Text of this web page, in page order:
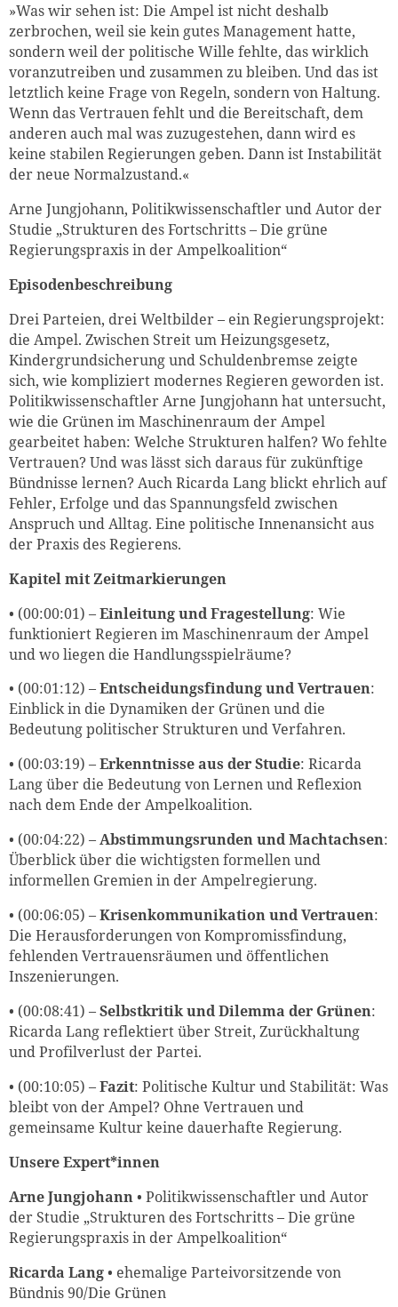
»Was wir sehen ist: Die Ampel ist nicht deshalb
zerbrochen, weil sie kein gutes Management hatte,
sondern weil der politische Wille fehlte, das wirklich
voranzutreiben und zusammen zu bleiben. Und das ist
letztlich keine Frage von Regeln, sondern von Haltung.
Wenn das Vertrauen fehlt und die Bereitschaft, dem
anderen auch mal was zuzugestehen, dann wird es
keine stabilen Regierungen geben. Dann ist Instabilität
der neue Normalzustand.«
Arne Jungjohann, Politikwissenschaftler und Autor der
Studie „Strukturen des Fortschritts – Die grüne
Regierungspraxis in der Ampelkoalition“
Episodenbeschreibung
Drei Parteien, drei Weltbilder – ein Regierungsprojekt:
die Ampel. Zwischen Streit um Heizungsgesetz,
Kindergrundsicherung und Schuldenbremse zeigte
sich, wie kompliziert modernes Regieren geworden ist.
Politikwissenschaftler Arne Jungjohann hat untersucht,
wie die Grünen im Maschinenraum der Ampel
gearbeitet haben: Welche Strukturen halfen? Wo fehlte
Vertrauen? Und was lässt sich daraus für zukünftige
Bündnisse lernen? Auch Ricarda Lang blickt ehrlich auf
Fehler, Erfolge und das Spannungsfeld zwischen
Anspruch und Alltag. Eine politische Innenansicht aus
der Praxis des Regierens.
Kapitel mit Zeitmarkierungen
• (00:00:01) –Einleitung und Fragestellung: Wie
funktioniert Regieren im Maschinenraum der Ampel
und wo liegen die Handlungsspielräume?
• (00:01:12) –Entscheidungsfindung und Vertrauen:
Einblick in die Dynamiken der Grünen und die
Bedeutung politischer Strukturen und Verfahren.
• (00:03:19) –Erkenntnisse aus der Studie: Ricarda
Lang über die Bedeutung von Lernen und Reflexion
nach dem Ende der Ampelkoalition.
• (00:04:22) –Abstimmungsrunden und Machtachsen:
Überblick über die wichtigsten formellen und
informellen Gremien in der Ampelregierung.
• (00:06:05) –Krisenkommunikation und Vertrauen:
Die Herausforderungen von Kompromissfindung,
fehlenden Vertrauensräumen und öffentlichen
Inszenierungen.
• (00:08:41) –Selbstkritik und Dilemma der Grünen:
Ricarda Lang reflektiert über Streit, Zurückhaltung
und Profilverlust der Partei.
• (00:10:05) –Fazit: Politische Kultur und Stabilität: Was
bleibt von der Ampel? Ohne Vertrauen und
gemeinsame Kultur keine dauerhafte Regierung.
Unsere Expert*innen
Arne Jungjohann• Politikwissenschaftler und Autor
der Studie „Strukturen des Fortschritts – Die grüne
Regierungspraxis in der Ampelkoalition“
Ricarda Lang• ehemalige Parteivorsitzende von
Bündnis 90/Die Grünen